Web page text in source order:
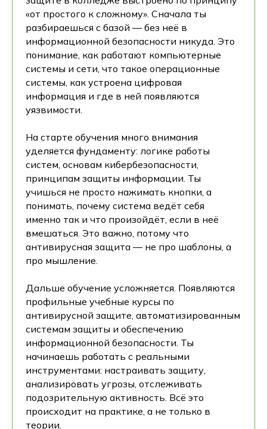
«от простого к сложному». Сначала ты
разбираешься с базой — без неё в
информационной безопасности никуда. Это
понимание, как работают компьютерные
системы и сети, что такое операционные
системы, как устроена цифровая
информация и где в ней появляются
уязвимости.
На старте обучения много внимания
уделяется фундаменту: логике работы
систем, основам кибербезопасности,
принципам защиты информации. Ты
учишься не просто нажимать кнопки, а
понимать, почему система ведёт себя
именно так и что произойдёт, если в неё
вмешаться. Это важно, потому что
антивирусная защита — не про шаблоны, а
про мышление.
Дальше обучение усложняется. Появляются
профильные учебные курсы по
антивирусной защите, автоматизированным
системам защиты и обеспечению
информационной безопасности. Ты
начинаешь работать с реальными
инструментами: настраивать защиту,
анализировать угрозы, отслеживать
подозрительную активность. Всё это
происходит на практике, а не только в
теории.